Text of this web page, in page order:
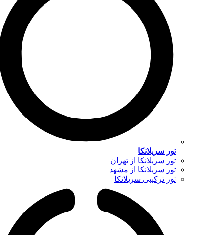
تور سریلانکا
تور سریلانکا از تهران
تور سریلانکا از مشهد
تور ترکیبی سریلانکا